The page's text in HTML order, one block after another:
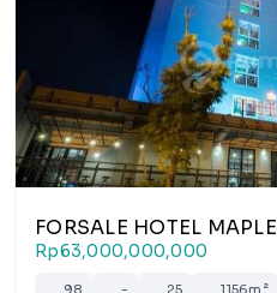
FORSALE HOTEL MAPLE
Rp63,000,000,000
98 - 25 1156m²